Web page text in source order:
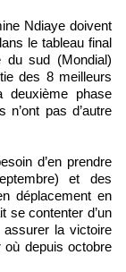
Ndiaye doivent
le tableau final
du sud (Mondial)
des 8 meilleurs
phase
pas d’autre
d’en prendre
et des
déplacement en
se contenter d’un
assurer la victoire
depuis octobre